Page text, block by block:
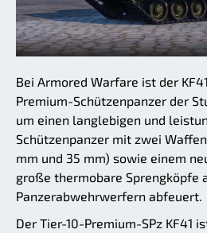
Bei Armored Warfare ist der
Premium-Schützenpanzer der
um einen langlebigen und
Schützenpanzer mit zwei
mm und 35 mm) sowie einem
große thermobare Sprengköpfe
Panzerabwehrwerfern abfeuert.
Der Tier-10-Premium-SPz KF41